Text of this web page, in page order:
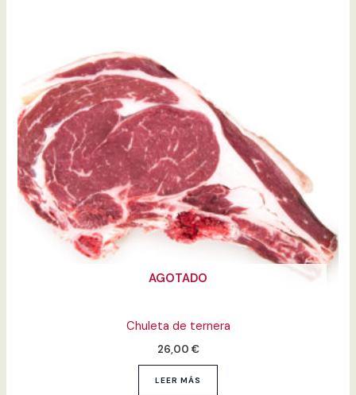
AGOTADO
Chuleta de ternera
26,00 €
LEER MÁS